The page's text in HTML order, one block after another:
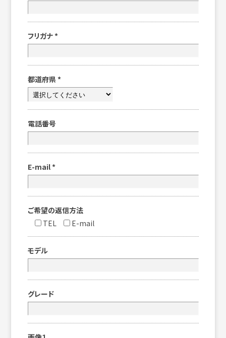
フリガナ *
都道府県 *
電話番号
E-mail *
ご希望の返信方法
TEL
E-mail
モデル
グレード